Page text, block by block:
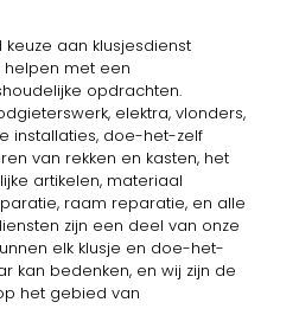
aan klusjesdienst
met een
opdrachten.
elektra, vlonders,
installaties, doe-het-zelf
van rekken en kasten, het
artikelen, materiaal
raam reparatie, en alle
zijn een deel van onze
elk klusje en doe-het-
kan bedenken, en wij zijn de
het gebied van